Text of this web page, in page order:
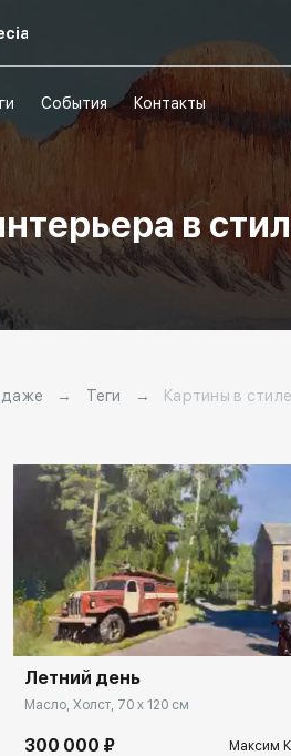
События Контакты
в
→ Теги → Картины в
Домен:
Летний день
Масло, Холст, 70 x 120 см
300 000 ₽ Максим